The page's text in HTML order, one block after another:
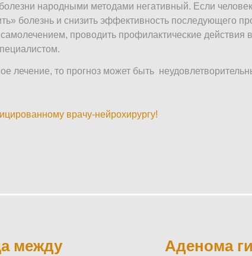
народными методами негативный. Если человек
болезнь и снизить эффективность последующего
проводить профилактические действия
лечение, то прогноз может быть
врачу-нейрохирургу!
между
Аденома